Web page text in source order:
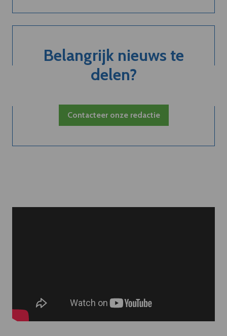
Belangrijk nieuws te
delen?
Contacteer onze redactie